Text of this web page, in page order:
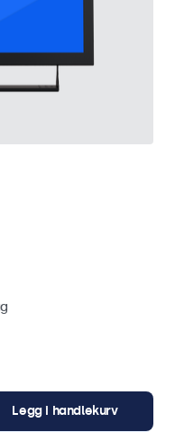
Legg i handlekurv